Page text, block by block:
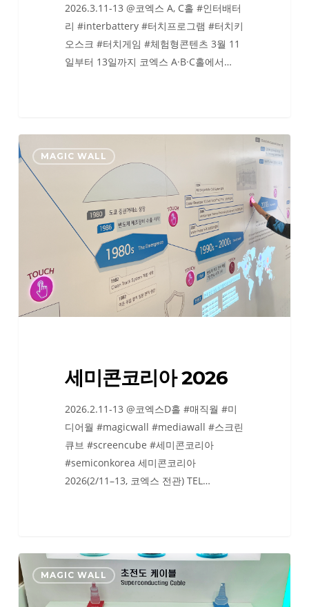
2026.3.11-13 @코엑스 A, C홀 #인터배터
리 #interbattery #터치프로그램 #터치키
오스크 #터치게임 #체험형콘텐츠 3월 11
일부터 13일까지 코엑스 A·B·C홀에서…
세
미
MAGIC WALL
세미콘코리아 2026
2026.2.11-13 @코엑스D홀 #매직월 #미
디어월 #magicwall #mediawall #스크린
큐브 #screencube #세미콘코리아
#semiconkorea 세미콘코리아
2026(2/11–13, 코엑스 전관) TEL…
빅
스
포
MAGIC WALL